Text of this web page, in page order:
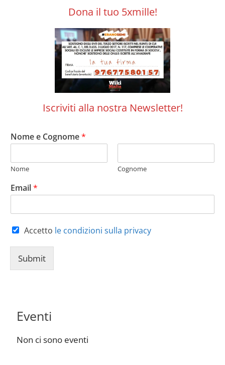
Dona il tuo 5xmille!
Iscriviti alla nostra Newsletter!
Nome e Cognome*
Nome Cognome
Email*
P
i
a
Accetto le condizioni sulla privacy
Submit
Eventi
Non ci sono eventi